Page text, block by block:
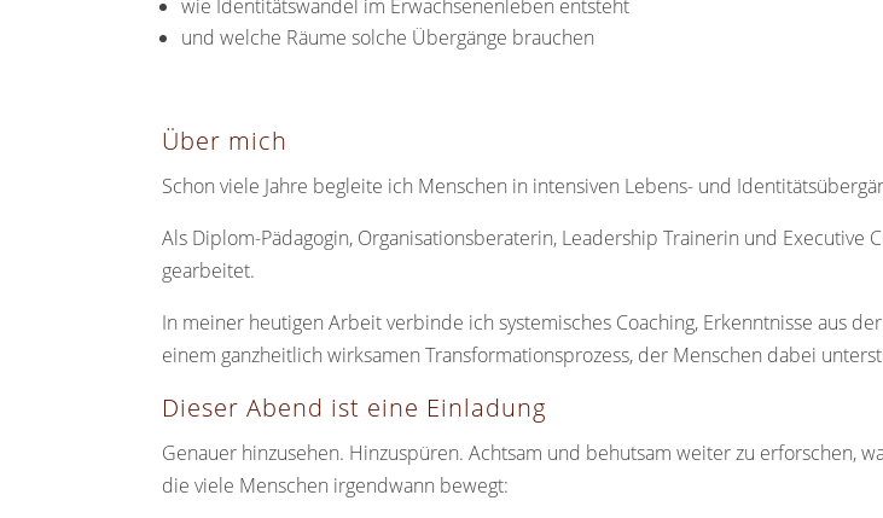
wie Identitätswandel im Erwachsenenleben entsteht
und welche Räume solche Übergänge brauchen
Über mich
Schon viele Jahre begleite ich Menschen in intensiven Lebens- und
Als Diplom-Pädagogin, Organisationsberaterin, Leadership Trainerin und Executive
gearbeitet.
In meiner heutigen Arbeit verbinde ich systemisches Coaching, Erkenntnisse aus
einem ganzheitlich wirksamen Transformationsprozess, der Menschen dabei
Dieser Abend ist eine Einladung
Genauer hinzusehen. Hinzuspüren. Achtsam und behutsam weiter zu erforschen,
die viele Menschen irgendwann bewegt: